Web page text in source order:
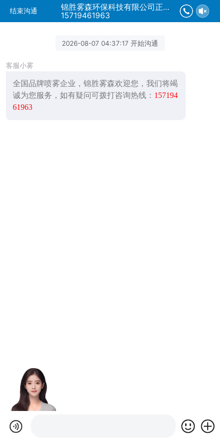
结束沟通
锦胜雾森环保科技有限公司正在为您服务
15719461963
2026-08-07 04:37:17 开始沟通
客服小雾
全国品牌喷雾企业，锦胜雾森欢迎您，我们将竭
诚为您服务，如有疑问可拨打咨询热线： 157194
61963